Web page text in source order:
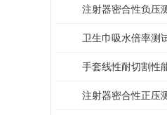
注射器密合性负压
卫生巾吸水倍率测
手套线性耐切割性
注射器密合性正压